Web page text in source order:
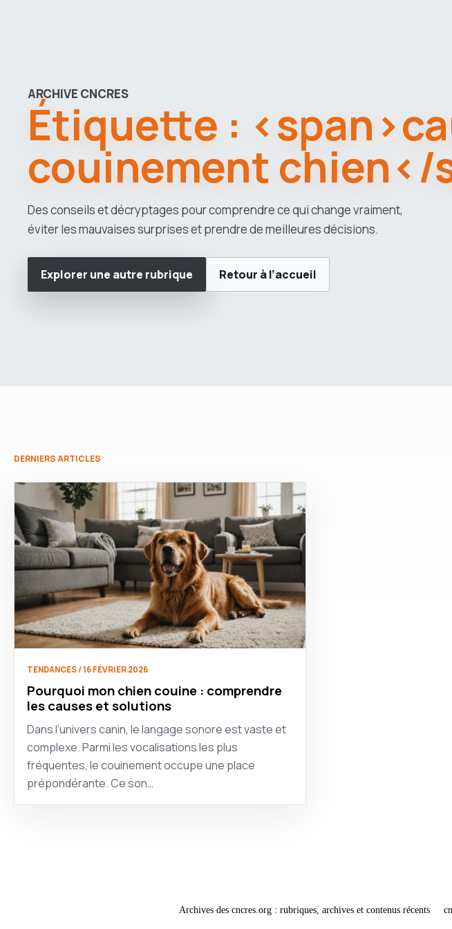
ARCHIVE CNCRES
Étiquette :
couinement chien</
Des conseils et décryptages pour comprendre ce qui change vraiment,
éviter les mauvaises surprises et prendre de meilleures décisions.
Explorer une autre rubrique Retour à l’accueil
DERNIERS ARTICLES
TENDANCES / 16 FÉVRIER 2026
Pourquoi mon chien couine : comprendre
les causes et solutions
Dans l’univers canin, le langage sonore est vaste et
complexe. Parmi les vocalisations les plus
fréquentes, le couinement occupe une place
prépondérante. Ce son…
Archives des cncres.org : rubriques, archives et contenus récents